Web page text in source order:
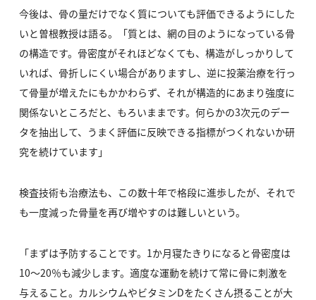
今後は、骨の量だけでなく質についても評価できるようにした
いと曽根教授は語る。「質とは、網の目のようになっている骨
の構造です。骨密度がそれほどなくても、構造がしっかりして
いれば、骨折しにくい場合がありますし、逆に投薬治療を行っ
て骨量が増えたにもかかわらず、それが構造的にあまり強度に
関係ないところだと、もろいままです。何らかの3次元のデー
タを抽出して、うまく評価に反映できる指標がつくれないか研
究を続けています」
検査技術も治療法も、この数十年で格段に進歩したが、それで
も一度減った骨量を再び増やすのは難しいという。
「まずは予防することです。1か月寝たきりになると骨密度は
10～20％も減少します。適度な運動を続けて常に骨に刺激を
与えること。カルシウムやビタミンDをたくさん摂ることが大